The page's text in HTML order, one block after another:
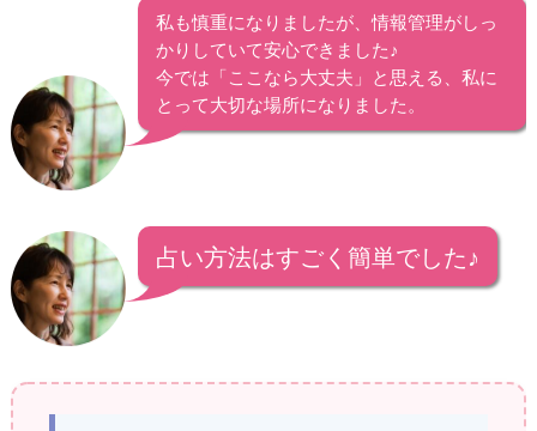
私も慎重になりましたが、情報管理がしっ
かりしていて安心できました♪
今では「ここなら大丈夫」と思える、私に
とって大切な場所になりました。
占い方法はすごく簡単でした♪